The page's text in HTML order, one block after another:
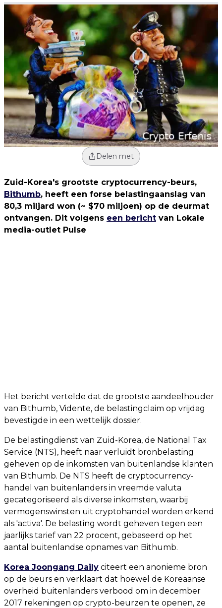
Delen met
Zuid-Korea's grootste cryptocurrency-beurs,
Bithumb, heeft een forse belastingaanslag van
80,3 miljard won (~ $70 miljoen) op de deurmat
ontvangen. Dit volgens een bericht van Lokale
media-outlet Pulse
Het bericht vertelde dat de grootste aandeelhouder
van Bithumb, Vidente, de belastingclaim op vrijdag
bevestigde in een wettelijk dossier.
De belastingdienst van Zuid-Korea, de National Tax
Service (NTS), heeft naar verluidt bronbelasting
geheven op de inkomsten van buitenlandse klanten
van Bithumb. De NTS heeft de cryptocurrency-
handel van buitenlanders in vreemde valuta
gecategoriseerd als diverse inkomsten, waarbij
vermogenswinsten uit cryptohandel worden erkend
als 'activa'. De belasting wordt geheven tegen een
jaarlijks tarief van 22 procent, gebaseerd op het
aantal buitenlandse opnames van Bithumb.
Korea Joongang Daily citeert een anonieme bron
op de beurs en verklaart dat hoewel de Koreaanse
overheid buitenlanders verbood om in december
2017 rekeningen op crypto-beurzen te openen, ze